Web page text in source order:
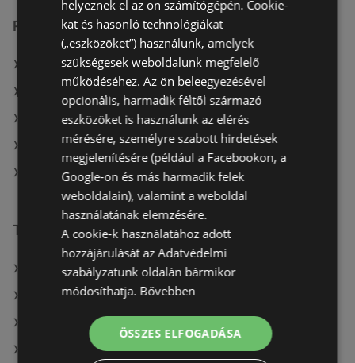
Reál üzletek itt:
Reál itt: Hódmezővásárhelyi
Reál itt: Szarvasi
Reál itt: Szeghalmi
Reál itt: Mohácsi
Reál itt: Bélapátfalvai
További linkek
A(z) Reál ajánlatai
A(z) AlphaZoo ajánlatai
A(z) FullDiszkont ajánlatai
A(z) Privát aktuális akciós újságjai
helyeznek el az ön számítógépén. Cookie-
kat és hasonló technológiákat
(„eszközöket”) használunk, amelyek
szükségesek weboldalunk megfelelő
működéséhez. Az ön beleegyezésével
opcionális, harmadik féltől származó
eszközöket is használunk az elérés
mérésére, személyre szabott hirdetések
megjelenítésére (például a Facebookon, a
Google-on és más harmadik felek
weboldalain), valamint a weboldal
használatának elemzésére.
A cookie-k használatához adott
hozzájárulását az Adatvédelmi
szabályzatunk oldalán bármikor
módosíthatja. Bővebben
ÖSSZES ELFOGADÁSA